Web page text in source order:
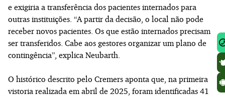
e exigiria a transferência dos pacientes internados para
outras instituições. “A partir da decisão, o local não pode
receber novos pacientes. Os que estão internados precisam
ser transferidos. Cabe aos gestores organizar um plano de
contingência”, explica Neubarth.
O histórico descrito pelo Cremers aponta que, na primeira
vistoria realizada em abril de 2025, foram identificadas 41